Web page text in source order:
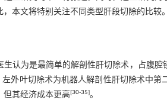
本文将特别关注不同类型肝段切除的比较。
生认为是最简单的解剖性肝切除术，占腹
左外叶切除术为机器人解剖性肝切除术中
但其经济成本更高[30-35]。